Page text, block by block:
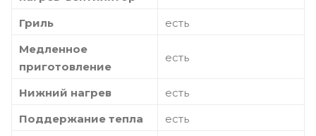
Гриль
есть
Медленное
приготовление
есть
Нижний нагрев
есть
Поддержание тепла
есть